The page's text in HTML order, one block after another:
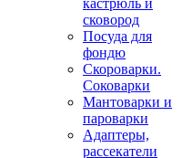
кастрюль и
сковород
Посуда для
фондю
Скороварки.
Соковарки
Мантоварки и
пароварки
Адаптеры,
рассекатели